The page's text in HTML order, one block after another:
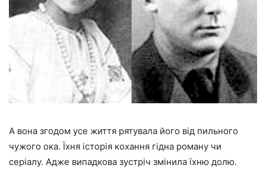
А вона згодом усе життя рятувала його від пильного
чужого ока. Їхня історія кохання гідна роману чи
серіалу. Адже випадкова зустріч змінила їхню долю.